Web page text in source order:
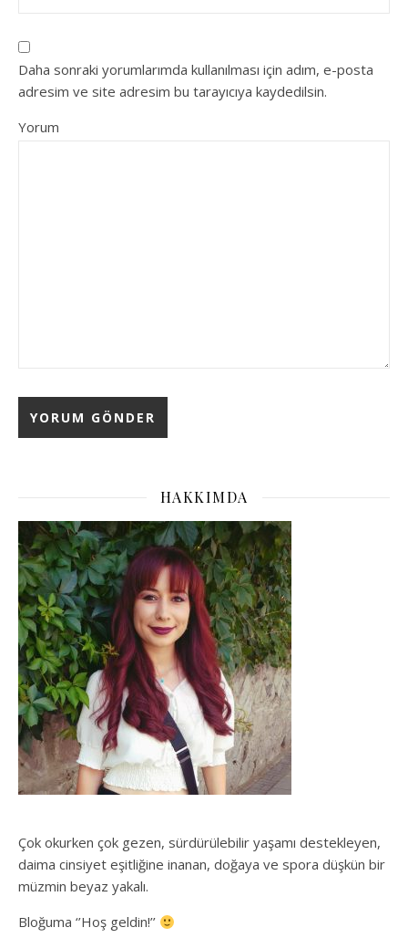
Daha sonraki yorumlarımda kullanılması için adım, e-posta
adresim ve site adresim bu tarayıcıya kaydedilsin.
Yorum
HAKKIMDA
Çok okurken çok gezen, sürdürülebilir yaşamı destekleyen,
daima cinsiyet eşitliğine inanan, doğaya ve spora düşkün bir
müzmin beyaz yakalı.
Bloğuma ‘’Hoş geldin!’’